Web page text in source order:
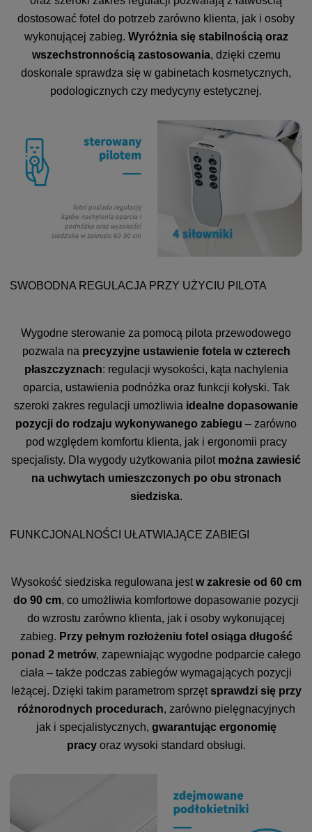
dostosować fotel do potrzeb zarówno klienta, jak i osoby
wykonującej zabieg. Wyróżnia się stabilnością oraz
wszechstronnością zastosowania, dzięki czemu
doskonale sprawdza się w gabinetach kosmetycznych,
podologicznych czy medycyny estetycznej.
SWOBODNA REGULACJA PRZY UŻYCIU PILOTA
Wygodne sterowanie za pomocą pilota przewodowego
pozwala na precyzyjne ustawienie fotela w czterech
płaszczyznach: regulacji wysokości, kąta nachylenia
oparcia, ustawienia podnóżka oraz funkcji kołyski. Tak
szeroki zakres regulacji umożliwia idealne dopasowanie
pozycji do rodzaju wykonywanego zabiegu – zarówno
pod względem komfortu klienta, jak i ergonomii pracy
specjalisty. Dla wygody użytkowania pilotmożna zawiesić
na uchwytach umieszczonych po obu stronach
siedziska.
FUNKCJONALNOŚCI UŁATWIAJĄCE ZABIEGI
Wysokość siedziska regulowana jestw zakresie od 60 cm
do 90 cm, co umożliwia komfortowe dopasowanie pozycji
do wzrostu zarówno klienta, jak i osoby wykonującej
zabieg. Przy pełnym rozłożeniu fotel osiąga długość
ponad 2 metrów, zapewniając wygodne podparcie całego
ciała – także podczas zabiegów wymagających pozycji
leżącej. Dzięki takim parametrom sprzętsprawdzi się przy
różnorodnych procedurach, zarówno pielęgnacyjnych
jak i specjalistycznych, gwarantując ergonomię
pracyoraz wysoki standard obsługi.